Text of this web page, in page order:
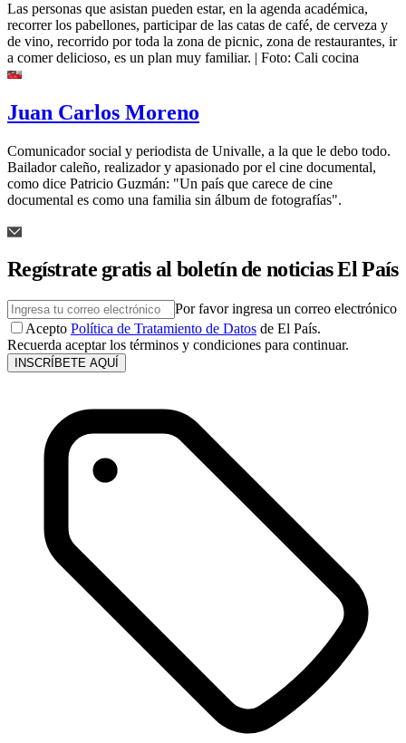
Las personas que asistan pueden estar, en la agenda académica,
recorrer los pabellones, participar de las catas de café, de cerveza y
de vino, recorrido por toda la zona de picnic, zona de restaurantes, ir
a comer delicioso, es un plan muy familiar. | Foto: Cali cocina
Juan Carlos Moreno
Comunicador social y periodista de Univalle, a la que le debo todo.
Bailador caleño, realizador y apasionado por el cine documental,
como dice Patricio Guzmán: "Un país que carece de cine
documental es como una familia sin álbum de fotografías".
Regístrate gratis al boletín de noticias El País
Por favor ingresa un correo electrónico
Acepto Política de Tratamiento de Datos de El País.
Recuerda aceptar los términos y condiciones para continuar.
INSCRÍBETE AQUÍ